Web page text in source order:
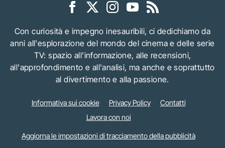
Con curiosità e impegno inesauribili, ci dedichiamo da
anni all'esplorazione del mondo del cinema e delle serie
TV: spazio all'informazione, alle recensioni,
all'approfondimento e all'analisi, ma anche e soprattutto
al divertimento e alla passione.
Informativa sui cookie Privacy Policy
Contatti
Lavora con noi
Aggiorna le impostazioni di tracciamento della pubblicità